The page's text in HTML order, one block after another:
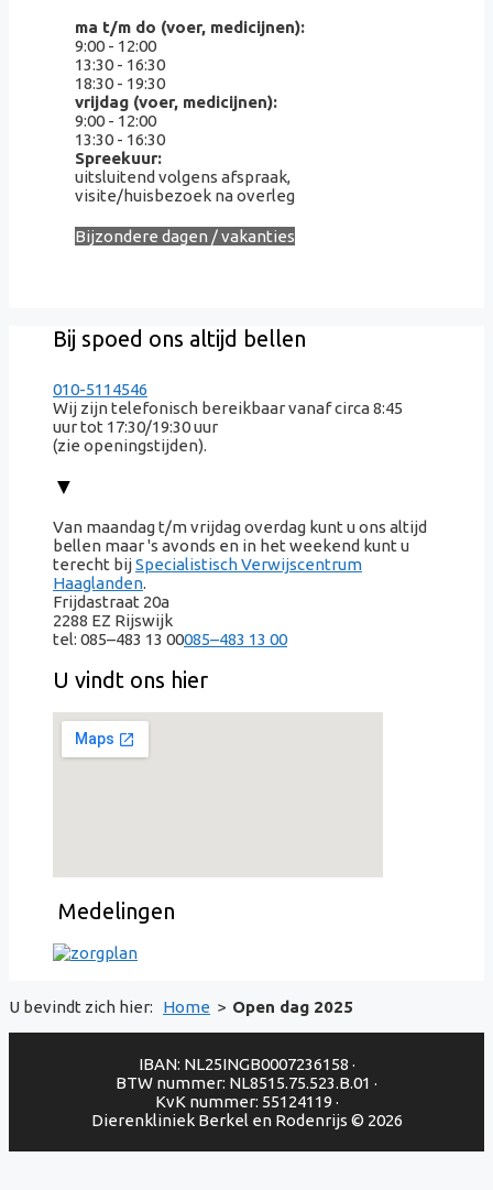
ma t/m do (voer, medicijnen):
9:00 - 12:00
13:30 - 16:30
18:30 - 19:30
vrijdag (voer, medicijnen):
9:00 - 12:00
13:30 - 16:30
Spreekuur:
uitsluitend volgens afspraak,
visite/huisbezoek na overleg
Bijzondere dagen / vakanties
Bij spoed ons altijd bellen
010-5114546
Wij zijn telefonisch bereikbaar vanaf circa 8:45
uur tot 17:30/19:30 uur
(zie openingstijden).
▼
Van maandag t/m vrijdag overdag kunt u ons altijd
bellen maar 's avonds en in het weekend kunt u
terecht bijSpecialistisch Verwijscentrum
Haaglanden.
Frijdastraat 20a
2288 EZ Rijswijk
tel: 085–483 13 00085–483 13 00
U vindt ons hier
Medelingen
U bevindt zich hier: Home > Open dag 2025
IBAN: NL25INGB0007236158 ·
BTW nummer: NL8515.75.523.B.01 ·
KvK nummer: 55124119 ·
Dierenkliniek Berkel en Rodenrijs © 2026